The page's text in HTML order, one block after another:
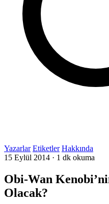
Yazarlar Etiketler Hakkında
15 Eylül 2014 · 1 dk okuma
Obi-Wan
Olacak?